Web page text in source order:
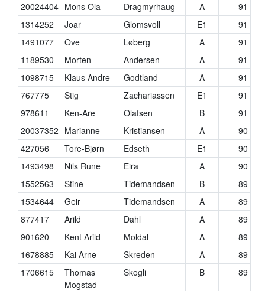
20024404 Mons Ola Dragmyrhaug A
91
1314252
Joar Glomsvoll E1
91
1491077
Ove Løberg A
91
1189530
Morten Andersen A
91
1098715
Klaus Andre Godtland A
91
767775
Stig Zachariassen E1
91
978611
Ken-Are Olafsen B
91
20037352 Marianne Kristiansen A
90
427056
Tore-Bjørn Edseth E1
90
1493498
Nils Rune Eira A
90
1552563
Stine Tidemandsen B
89
1534644
Geir Tidemandsen A
89
877417
Arild Dahl A
89
901620
Kent Arild Moldal A
89
1678885
Kai Arne Skreden A
89
1706615
Thomas
Mogstad
Skogli B 89